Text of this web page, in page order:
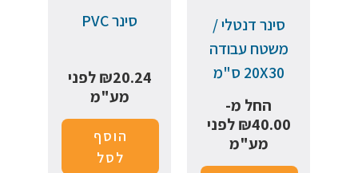
סינר דנטלי /
משטח עבודה
20X30 ס"מ
החל מ-
₪40.00
לפני
מע"מ
סינר PVC
₪20.24
לפני
מע"מ
הוסף
לסל